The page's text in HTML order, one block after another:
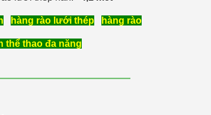
hàng rào lưới thép hàng rào
thể thao đa năng